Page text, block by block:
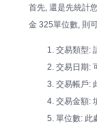
首先, 還是先統計
金 325單位數, 則
交易類型:
交易日期:
交易帳戶:
交易金額:
單位數: 此